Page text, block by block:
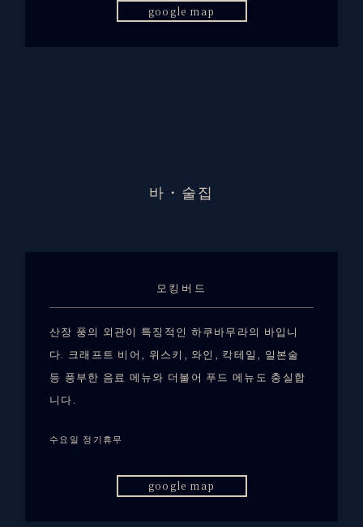
google map
바・술집
모킹버드
산장 풍의 외관이 특징적인 하쿠바무라의 바입니
다. 크래프트 비어, 위스키, 와인, 칵테일, 일본술
등 풍부한 음료 메뉴와 더불어 푸드 메뉴도 충실합
니다.
수요일 정기휴무
google map